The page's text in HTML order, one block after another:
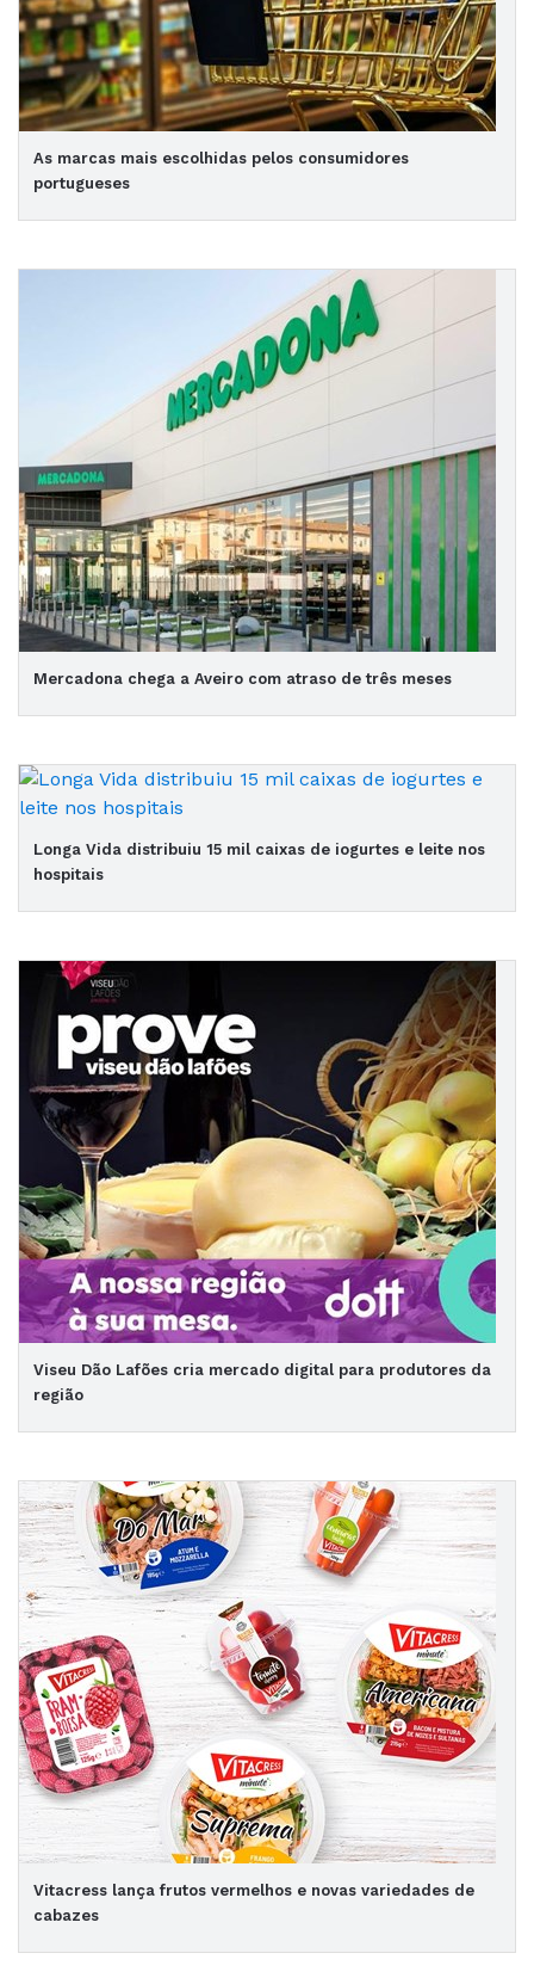
As marcas mais escolhidas pelos consumidores
portugueses
Mercadona chega a Aveiro com atraso de três meses
Longa Vida distribuiu 15 mil caixas de iogurtes e leite nos
hospitais
Viseu Dão Lafões cria mercado digital para produtores da
região
Vitacress lança frutos vermelhos e novas variedades de
cabazes